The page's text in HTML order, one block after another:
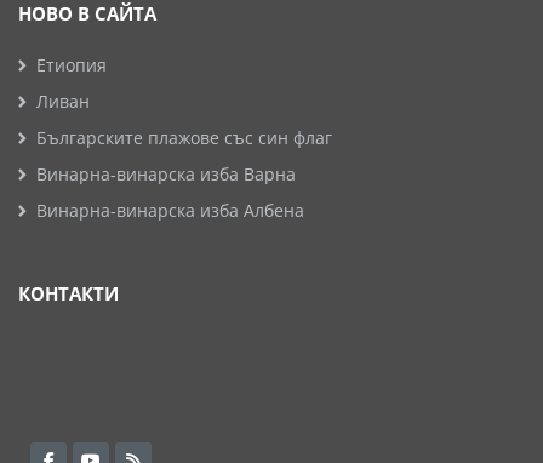
НОВО В САЙТА
Етиопия
Ливан
Българските плажове със син флаг
Винарна-винарска изба Варна
Винарна-винарска изба Албена
КОНТАКТИ